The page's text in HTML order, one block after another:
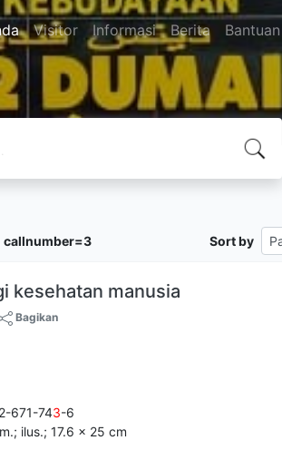
Visitor Informasi Berita Bantuan
callnumber=3 Sort by
kesehatan manusia
Bagikan
671-743-6
ilus.; 17.6 x 25 cm